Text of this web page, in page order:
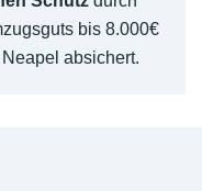
bis 8.000€
absichert.